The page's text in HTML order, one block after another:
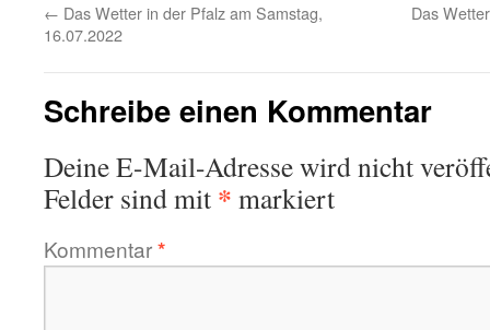
← Das Wetter in der Pfalz am Samstag,
16.07.2022
Das
Schreibe einen Kommentar
Deine E-Mail-Adresse wird nicht
Felder sind mit * markiert
Kommentar*